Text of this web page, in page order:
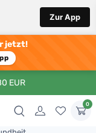
Zur App
jetzt!
EUR
0